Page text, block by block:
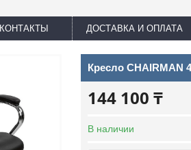
КОНТАКТЫ ДОСТАВКА И ОПЛАТА
Кресло CHAIRMAN
144 100 ₸
В наличии